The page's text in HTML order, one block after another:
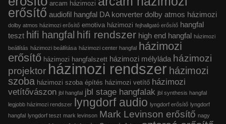
arcam házimozi
erősítő audiofil hangfal DA konverter dolby atmos házimozi
dolby atmos házimozi erősítő emotiva házimozi fejhallgató erősítő hangfal
teszt hifi hangfal hifi rendszer high end hangfal házimozi
beállítás házimozi beállítása házimozi center hangfal
házimozi
erősítő házimozi hangfalszett házimozi mélyláda házimozi
projektor házimozi rendszer házimozi
szoba házimozi szoba építés házimozi vetítő házimozi
vetítővászon jbl hangfal jbl stage hangfalak jbl synthesis hangfal
legjobb házimozi rendszer
lyngdorf audio lyngdorf erősítő lyngdorf
hangfal
lyngdorf teszt mark levinson Mark Levinson erősítő nagy